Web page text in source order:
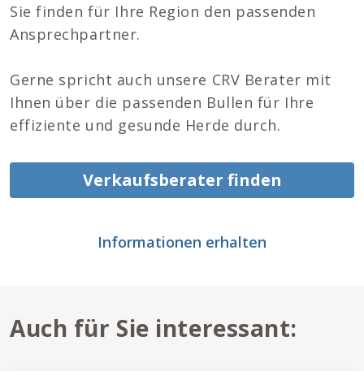
Sie finden für Ihre Region den passenden
Ansprechpartner.
Gerne spricht auch unsere CRV Berater mit
Ihnen über die passenden Bullen für Ihre
effiziente und gesunde Herde durch.
Verkaufsberater finden
Informationen erhalten
Auch für Sie interessant: